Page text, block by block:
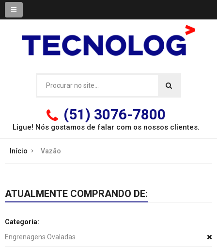
(51) 3076-7800
Ligue! Nós gostamos de falar com os nossos clientes.
Início Vazão
ATUALMENTE COMPRANDO DE:
Categoria:
Engrenagens Ovaladas